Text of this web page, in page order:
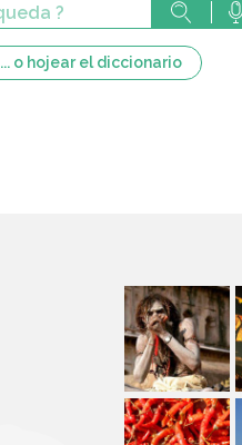
... o hojear el diccionario